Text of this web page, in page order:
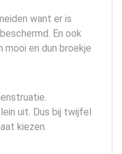
want er is
En ook
mooi en dun broekje
uit. Dus bij twijfel
kiezen.